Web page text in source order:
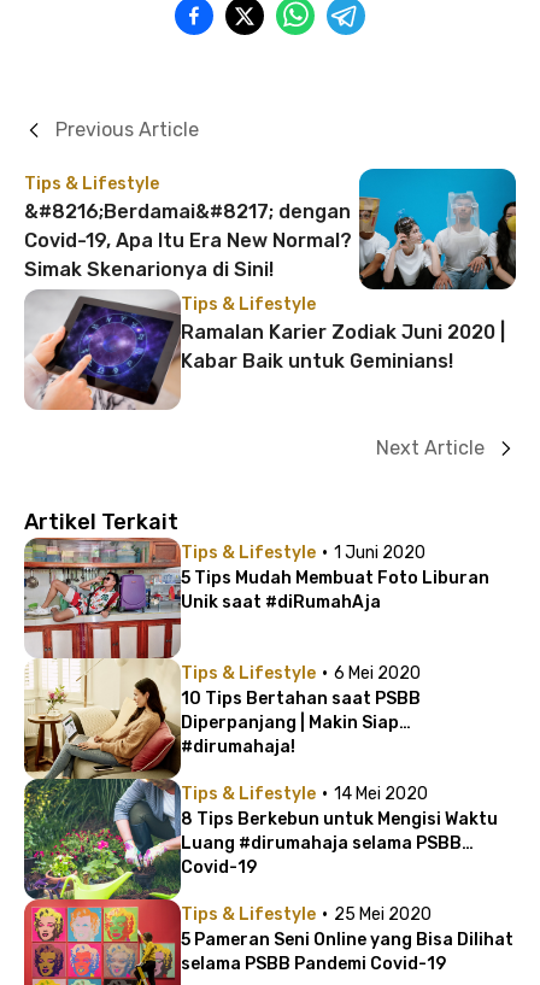
Tips & Lifestyle
&#8216;Berdamai&#8217; dengan
Covid-19, Apa Itu Era New Normal?
Simak Skenarionya di Sini!
Previous Article
Tips & Lifestyle
Ramalan Karier Zodiak Juni 2020 |
Kabar Baik untuk Geminians!
Next Article
Artikel Terkait
Tips & Lifestyle · 1 Juni 2020
5 Tips Mudah Membuat Foto Liburan
Unik saat #diRumahAja
Tips & Lifestyle · 6 Mei 2020
10 Tips Bertahan saat PSBB
Diperpanjang | Makin Siap
#dirumahaja!
Tips & Lifestyle · 14 Mei 2020
8 Tips Berkebun untuk Mengisi Waktu
Luang #dirumahaja selama PSBB
Covid-19
Tips & Lifestyle · 25 Mei 2020
5 Pameran Seni Online yang Bisa Dilihat
selama PSBB Pandemi Covid-19